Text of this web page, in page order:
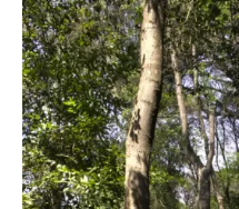
Italiano
German
English
Spanish
French